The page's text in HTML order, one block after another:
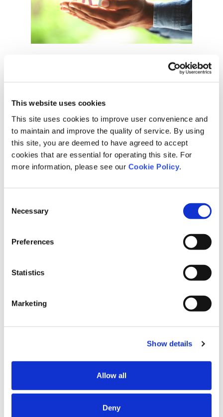
This website uses cookies
This site uses cookies to improve user convenience and
to maintain and improve the quality of service. By using
this site, you are deemed to have agreed to accept
cookies that are essential for operating this site. For
more information, please see our Cookie Policy.
Selection
Necessary
Preferences
Statistics
Marketing
Show details
Allow all
Deny
人的資本マネジメント
リスクと機会に基づいた戦略、ガバナンスなどを掲載してい
人権
ダイバーシティ&インクルージョンに対する考え方や取り組
ガバナンス / Governance